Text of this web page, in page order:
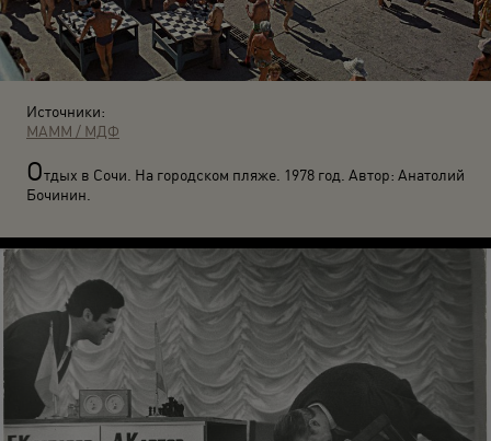
Источники:
МАММ / МДФ
Отдых в Сочи. На городском пляже. 1978 год. Автор: Анатолий
Бочинин.